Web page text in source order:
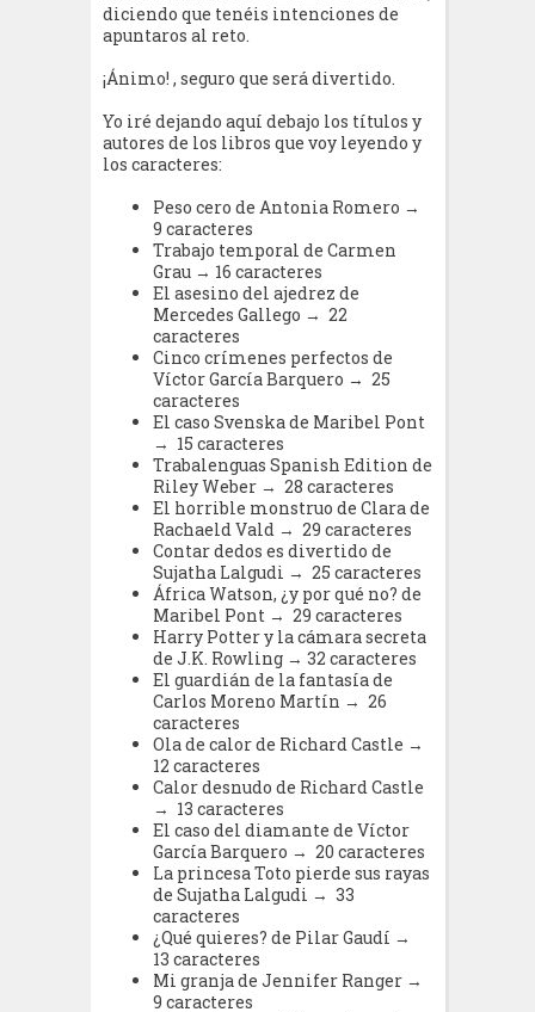
diciendo que tenéis intenciones de
apuntaros al reto.
¡Ánimo! , seguro que será divertido.
Yo iré dejando aquí debajo los títulos y
autores de los libros que voy leyendo y
los caracteres:
Peso cero de Antonia Romero →
9 caracteres
Trabajo temporal de Carmen
Grau → 16 caracteres
El asesino del ajedrez de
Mercedes Gallego → 22
caracteres
Cinco crímenes perfectos de
Víctor García Barquero → 25
caracteres
El caso Svenska de Maribel Pont
→ 15 caracteres
Trabalenguas Spanish Edition de
Riley Weber → 28 caracteres
El horrible monstruo de Clara de
Rachaeld Vald → 29 caracteres
Contar dedos es divertido de
Sujatha Lalgudi → 25 caracteres
África Watson, ¿y por qué no? de
Maribel Pont → 29 caracteres
Harry Potter y la cámara secreta
de J.K. Rowling → 32 caracteres
El guardián de la fantasía de
Carlos Moreno Martín → 26
caracteres
Ola de calor de Richard Castle →
12 caracteres
Calor desnudo de Richard Castle
→ 13 caracteres
El caso del diamante de Víctor
García Barquero → 20 caracteres
La princesa Toto pierde sus rayas
de Sujatha Lalgudi → 33
caracteres
¿Qué quieres? de Pilar Gaudí →
13 caracteres
Mi granja de Jennifer Ranger →
9 caracteres